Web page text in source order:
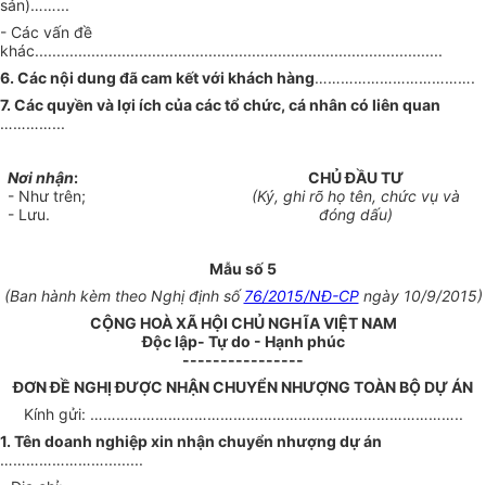
sản)……...
- Các vấn đề
khác..............................................................................................
6. Các nội dung đã cam kết với khách hàng……………………………….
7. Các quyền và lợi ích của các tổ chức, cá nhân có liên quan
…………...
Nơi nhận:
- Như trên;
- Lưu.
CHỦ ĐẦU TƯ
(Ký, ghi rõ họ tên, chức vụ và
đóng dấu)
Mẫu số 5
(Ban hành kèm theo Nghị định số76/2015/NĐ-CPngày 10/9/2015)
CỘNG HOÀ XÃ HỘI CHỦ NGHĨA VIỆT NAM
Độc lập- Tự do - Hạnh phúc
----------------
ĐƠN ĐỀ NGHỊ ĐƯỢC NHẬN CHUYỂN NHƯỢNG TOÀN BỘ DỰ ÁN
Kính gửi: …………………………………………………………………………..
1. Tên doanh nghiệp xin nhận chuyển nhượng dự án
…………………….........